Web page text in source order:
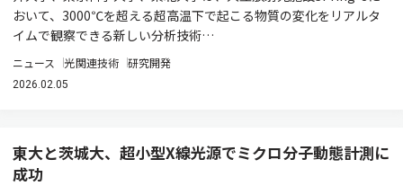
おいて、3000℃を超える超高温下で起こる物質の変化をリアルタ
イムで観察できる新しい分析技術…
ニュース 光関連技術 研究開発
2026.02.05
東大と茨城大、超小型X線光源でミクロ分子動態計測に
成功